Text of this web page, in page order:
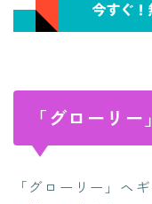
「グローリ
「グローリー」ヘ